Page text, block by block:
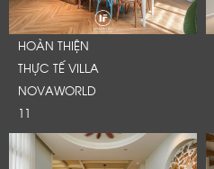
HOÀN THIỆN
THỰC TẾ VILLA
NOVAWORLD
11